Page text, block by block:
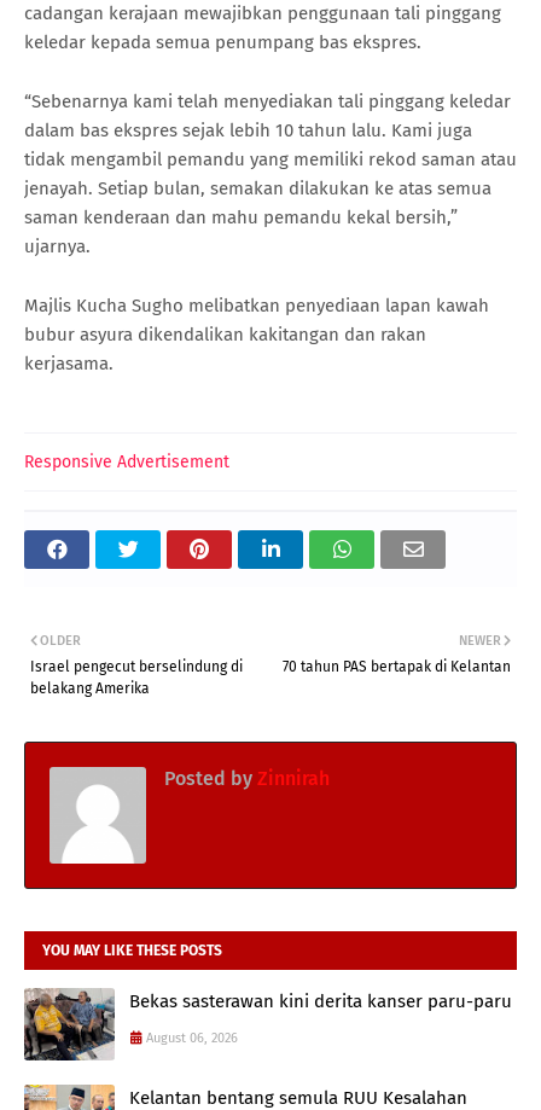
cadangan kerajaan mewajibkan penggunaan tali pinggang
keledar kepada semua penumpang bas ekspres.
“Sebenarnya kami telah menyediakan tali pinggang keledar
dalam bas ekspres sejak lebih 10 tahun lalu. Kami juga
tidak mengambil pemandu yang memiliki rekod saman atau
jenayah. Setiap bulan, semakan dilakukan ke atas semua
saman kenderaan dan mahu pemandu kekal bersih,”
ujarnya.
Majlis Kucha Sugho melibatkan penyediaan lapan kawah
bubur asyura dikendalikan kakitangan dan rakan
kerjasama.
Responsive Advertisement
NEWER
70 tahun PAS bertapak di Kelantan
OLDER
Israel pengecut berselindung di
belakang Amerika
Posted by Zinnirah
YOU MAY LIKE THESE POSTS
Bekas sasterawan kini derita kanser paru-paru
August 06, 2026
Kelantan bentang semula RUU Kesalahan